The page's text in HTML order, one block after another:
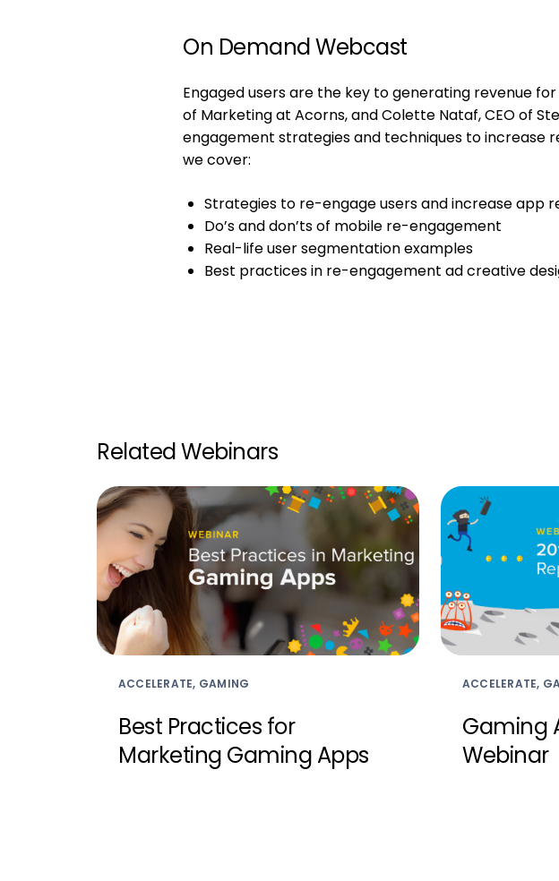
On Demand Webcast
Engaged users are the key to generating revenue
of Marketing at Acorns, and Colette Nataf, CEO of
engagement strategies and techniques to increase
we cover:
Strategies to re-engage users and increase app
Do’s and don’ts of mobile re-engagement
Real-life user segmentation examples
Best practices in re-engagement ad creative
Related Webinars
ACCELERATE, GAMING
Best Practices for
Marketing Gaming Apps
ACCELERATE,
Gaming
Webinar